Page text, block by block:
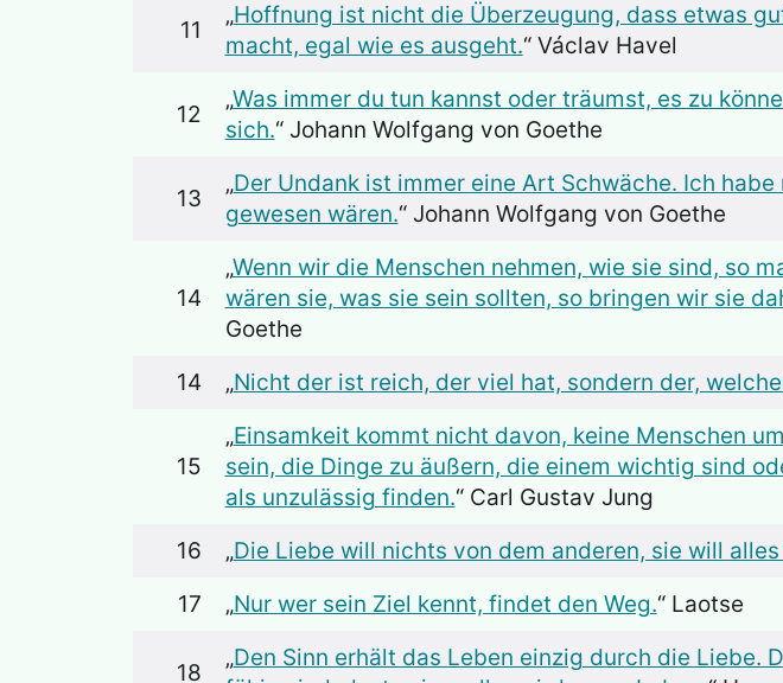
11
„Hoffnung ist nicht die Überzeugung, dass etwas
macht, egal wie es ausgeht.“ Václav Havel
12
„Was immer du tun kannst oder träumst, es zu
sich.“ Johann Wolfgang von Goethe
13
„Der Undank ist immer eine Art Schwäche. Ich
gewesen wären.“ Johann Wolfgang von Goethe
14
„Wenn wir die Menschen nehmen, wie sie sind, so
wären sie, was sie sein sollten, so bringen wir sie
Goethe
14 „Nicht der ist reich, der viel hat, sondern der,
15
„Einsamkeit kommt nicht davon, keine Menschen
sein, die Dinge zu äußern, die einem wichtig sind
als unzulässig finden.“ Carl Gustav Jung
16 „Die Liebe will nichts von dem anderen, sie will
17
„Nur wer sein Ziel kennt, findet den Weg.“ Laotse
18
„Den Sinn erhält das Leben einzig durch die Liebe.